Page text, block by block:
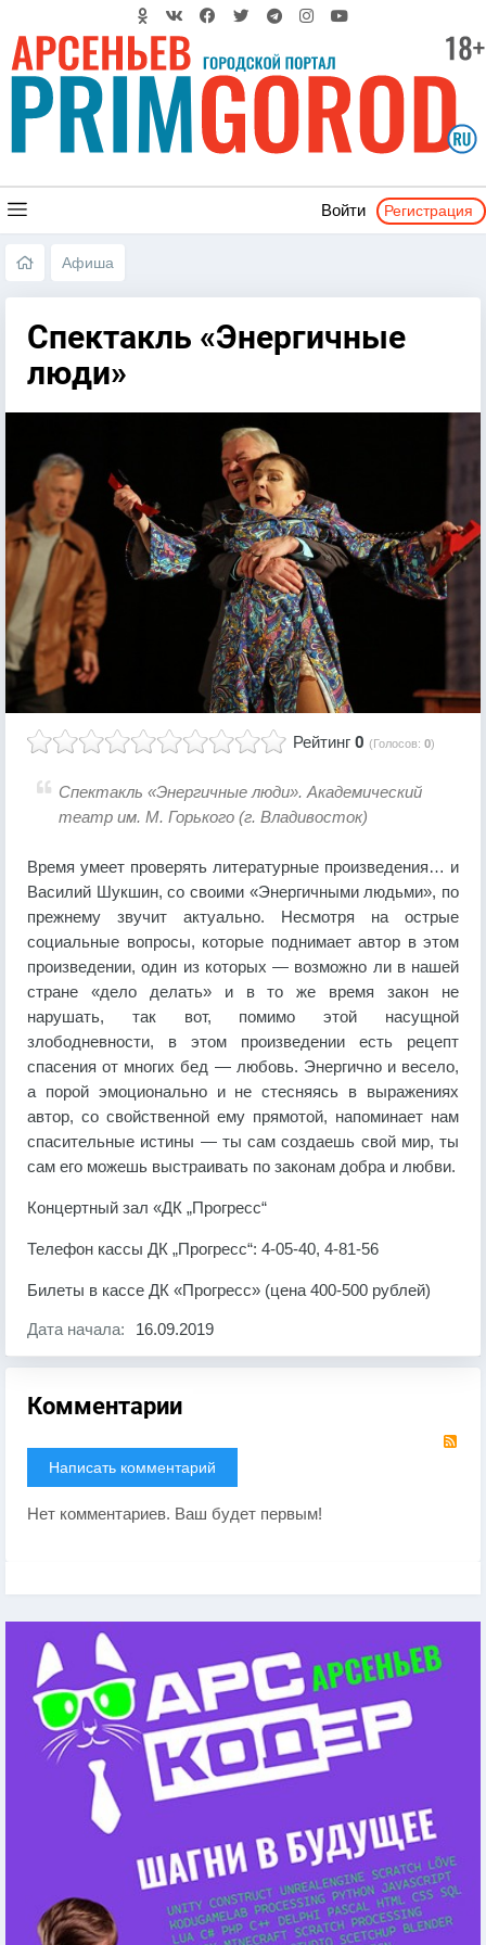
Войти Регистрация
Афиша
Спектакль «Энергичные
люди»
Рейтинг 0 (Голосов: 0)
Спектакль «Энергичные люди». Академический
театр им. М. Горького (г. Владивосток)
Время умеет проверять литературные произведения… и
Василий Шукшин, со своими «Энергичными людьми», по
прежнему звучит актуально. Несмотря на острые
социальные вопросы, которые поднимает автор в этом
произведении, один из которых — возможно ли в нашей
стране «дело делать» и в то же время закон не
нарушать, так вот, помимо этой насущной
злободневности, в этом произведении есть рецепт
спасения от многих бед — любовь. Энергично и весело,
а порой эмоционально и не стесняясь в выражениях
автор, со свойственной ему прямотой, напоминает нам
спасительные истины — ты сам создаешь свой мир, ты
сам его можешь выстраивать по законам добра и любви.
Концертный зал «ДК „Прогресс“
Телефон кассы ДК „Прогресс“: 4-05-40, 4-81-56
Билеты в кассе ДК «Прогресс» (цена 400-500 рублей)
Дата начала: 16.09.2019
Комментарии
Написать комментарий
Нет комментариев. Ваш будет первым!